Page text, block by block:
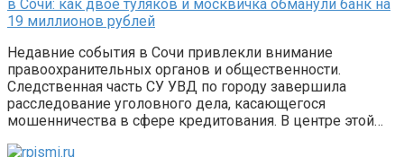
в Сочи: как двое туляков и москвичка обманули банк на
19 миллионов рублей
Недавние события в Сочи привлекли внимание
правоохранительных органов и общественности.
Следственная часть СУ УВД по городу завершила
расследование уголовного дела, касающегося
мошенничества в сфере кредитования. В центре этой…